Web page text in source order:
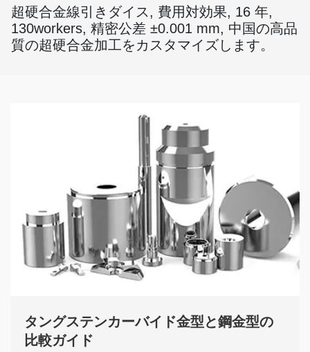
超硬合金線引きダイス, 費用対効果, 16 年,
130workers, 精密公差 ±0.001 mm, 中国の高品
質の超硬合金加工をカスタマイズします。
タングステンカーバイド金型と鋼金型の
比較ガイド